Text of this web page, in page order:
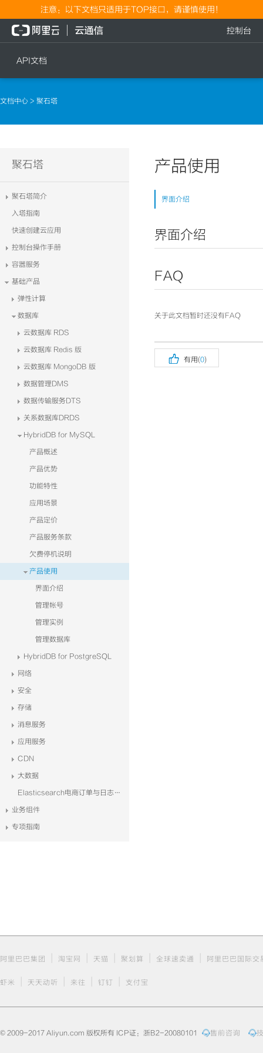
注意：以下文档只适用于TOP接口，请谨慎使用！
API文档
流量充值档位查询
控制台
文档中心 > 聚石塔
聚石塔
聚石塔简介
入塔指南
快速创建云应用
控制台操作手册
容器服务
基础产品
弹性计算
数据库
云数据库 RDS
云数据库 Redis 版
云数据库 MongoDB 版
数据管理DMS
数据传输服务DTS
关系数据库DRDS
HybridDB for MySQL
产品概述
产品优势
功能特性
应用场景
产品定价
产品服务条款
欠费停机说明
产品使用
界面介绍
管理帐号
管理实例
管理数据库
HybridDB for PostgreSQL
网络
安全
存储
消息服务
应用服务
CDN
大数据
Elasticsearch电商订单与日志系统解决方案
业务组件
专项指南
产品使用
界面介绍
界面介绍
FAQ
关于此文档暂时还没有FAQ
 有用(0)
阿里巴巴集团 淘宝网 天猫 聚划算 全球速卖通 阿里巴巴国际交
虾米 天天动听 来往 钉钉 支付宝
© 2009-2017 Aliyun.com 版权所有 ICP证：浙B2-20080101 售前咨询